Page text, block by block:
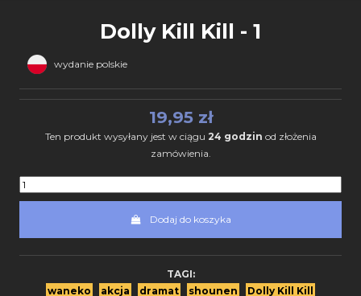
Dolly Kill Kill - 1
wydanie polskie
19,95 zł
Ten produkt wysyłany jest w ciągu 24 godzin od złożenia
zamówienia.
Dodaj do koszyka
TAGI:
waneko
akcja dramat shounen
Dolly Kill Kill